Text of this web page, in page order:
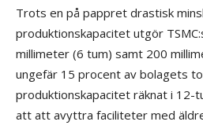
Trots en på pappret drastisk
produktionskapacitet utgör
millimeter (6 tum) samt 200
ungefär 15 procent av bolagets
produktionskapacitet räknat i 12-
att att avyttra faciliteter med